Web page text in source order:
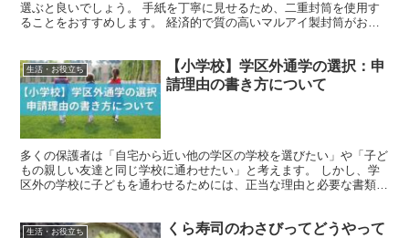
選ぶと良いでしょう。 手紙を丁寧に見せるため、二重封筒を使用す
ることをおすすめします。 経済的で質の高いマルアイ製封筒がお勧
生活・お役立ち
【小学校】学区外通学の選択：申
請理由の書き方について
多くの保護者は「自宅から近い他の学区の学校を選びたい」や「子ど
もの親しい友達と同じ学校に通わせたい」と考えます。 しかし、学
区外の学校に子どもを通わせるためには、正当な理由と必要な書類の
生活・お役立ち
くら寿司のわさびってどうやって